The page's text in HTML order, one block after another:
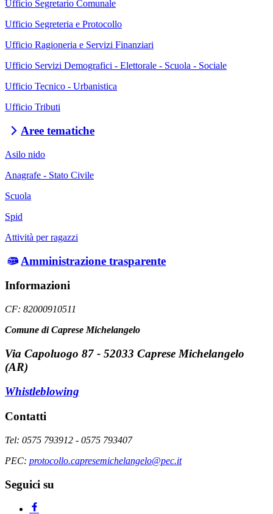
Ufficio Segretario Comunale
Ufficio Segreteria e Protocollo
Ufficio Ragioneria e Servizi Finanziari
Ufficio Servizi Demografici - Elettorale - Scuola - Sociale
Ufficio Tecnico - Urbanistica
Ufficio Tributi
Aree tematiche
Asilo nido
Anagrafe - Stato Civile
Scuola
Spid
Attività per ragazzi
Amministrazione trasparente
Informazioni
CF: 82000910511
Comune di Caprese Michelangelo
Via Capoluogo 87 - 52033 Caprese Michelangelo
(AR)
Whistleblowing
Contatti
Tel: 0575 793912 - 0575 793407
PEC: protocollo.capresemichelangelo@pec.it
Seguici su